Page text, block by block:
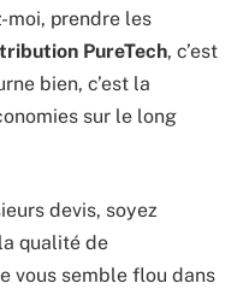
moi, prendre les
PureTech, c’est
bien, c’est la
sur le long
devis, soyez
qualité de
vous semble flou dans